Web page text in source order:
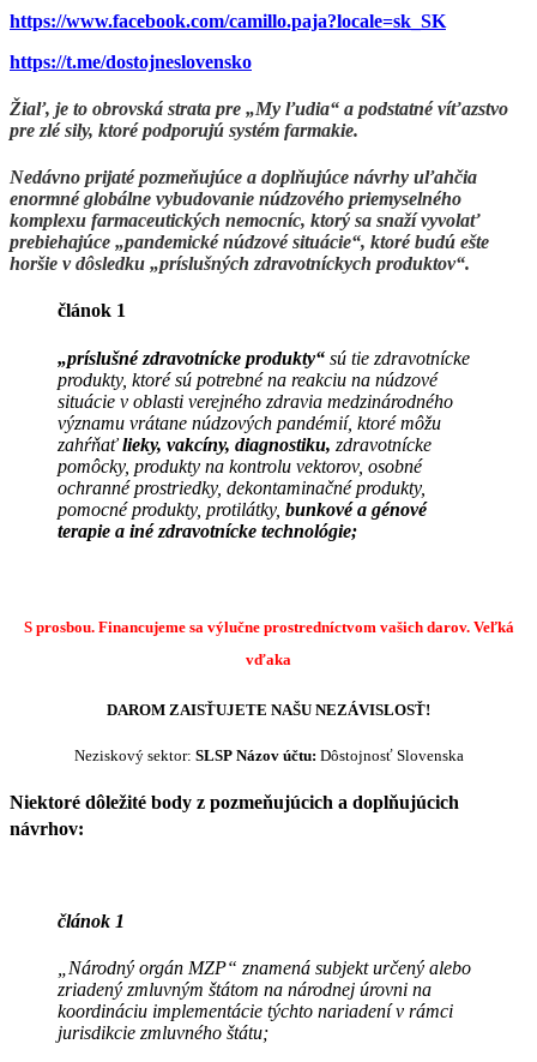
https://www.facebook.com/camillo.paja?locale=sk_SK
https://t.me/dostojneslovensko
Žiaľ, je to obrovská strata pre „My ľudia“ a podstatné víťazstvo
pre zlé sily, ktoré podporujú systém farmakie.
Nedávno prijaté pozmeňujúce a doplňujúce návrhy uľahčia
enormné globálne vybudovanie núdzového priemyselného
komplexu farmaceutických nemocníc, ktorý sa snaží vyvolať
prebiehajúce „pandemické núdzové situácie“, ktoré budú ešte
horšie v dôsledku „príslušných zdravotníckych produktov“.
článok 1
„príslušné zdravotnícke produkty“ sú tie zdravotnícke
produkty, ktoré sú potrebné na reakciu na núdzové
situácie v oblasti verejného zdravia medzinárodného
významu vrátane núdzových pandémií, ktoré môžu
zahŕňaťlieky, vakcíny, diagnostiku, zdravotnícke
pomôcky, produkty na kontrolu vektorov, osobné
ochranné prostriedky, dekontaminačné produkty,
pomocné produkty, protilátky, bunkové a génové
terapie a iné zdravotnícke technológie;
S prosbou. Financujeme sa výlučne prostredníctvom vašich darov. Veľká
vďaka
DAROM ZAISŤUJETE NAŠU NEZÁVISLOSŤ!
Neziskový sektor: SLSP Názov účtu: Dôstojnosť Slovenska
Niektoré dôležité body z pozmeňujúcich a doplňujúcich
návrhov:
článok 1
„Národný orgán MZP“ znamená subjekt určený alebo
zriadený zmluvným štátom na národnej úrovni na
koordináciu implementácie týchto nariadení v rámci
jurisdikcie zmluvného štátu;